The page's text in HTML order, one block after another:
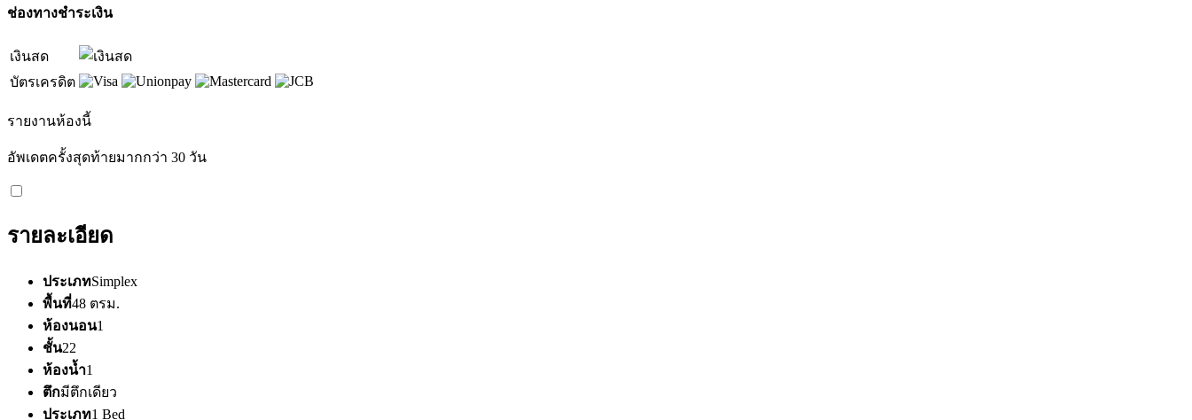
ช่องทางชำระเงิน
เงินสด
บัตรเครดิต
รายงานห้องนี้
อัพเดตครั้งสุดท้ายมากกว่า 30 วัน
รายละเอียด
ประเภทSimplex
พื้นที่48 ตรม.
ห้องนอน1
ชั้น22
ห้องน้ำ1
ตึกมีตึกเดียว
ประเภท1 Bed